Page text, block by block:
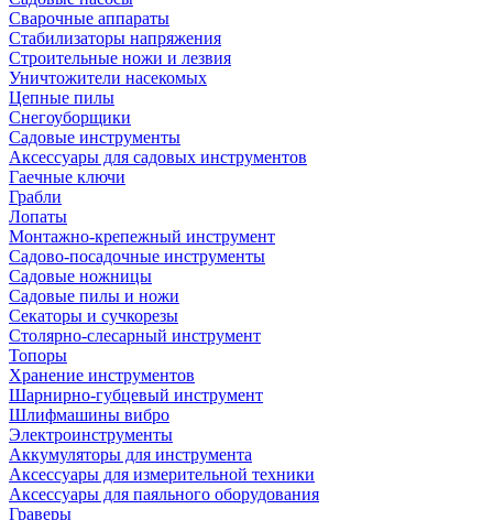
Сварочные аппараты
Стабилизаторы напряжения
Строительные ножи и лезвия
Уничтожители насекомых
Цепные пилы
Снегоуборщики
Садовые инструменты
Аксессуары для садовых инструментов
Гаечные ключи
Грабли
Лопаты
Монтажно-крепежный инструмент
Садово-посадочные инструменты
Садовые ножницы
Садовые пилы и ножи
Секаторы и сучкорезы
Столярно-слесарный инструмент
Топоры
Хранение инструментов
Шарнирно-губцевый инструмент
Шлифмашины вибро
Электроинструменты
Аккумуляторы для инструмента
Аксессуары для измерительной техники
Аксессуары для паяльного оборудования
Граверы